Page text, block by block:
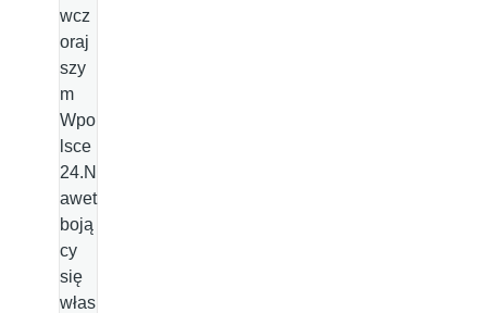
wcz
oraj
szy
m
Wpo
lsce
24.N
awet
boją
cy
się
włas